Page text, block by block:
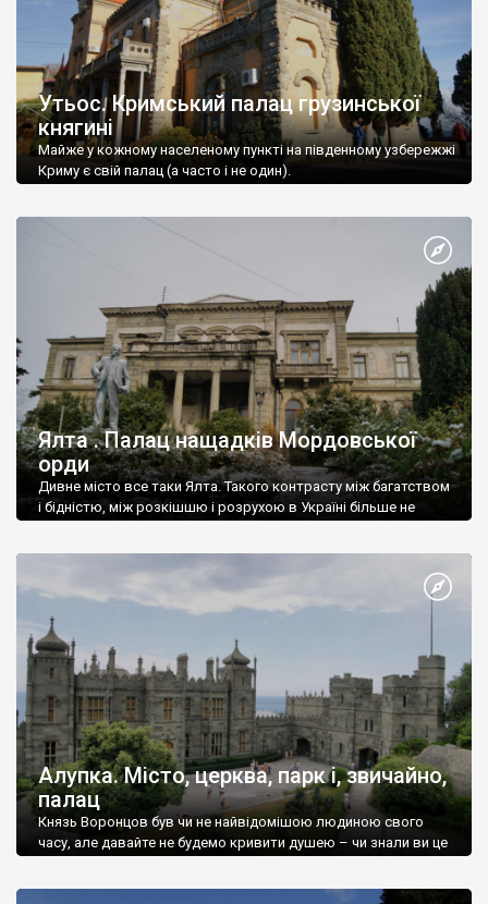
Утьос. Кримський палац грузинської
княгині
Майже у кожному населеному пункті на південному узбережжі
Криму є свій палац (а часто і не один).
Ялта . Палац нащадків Мордовської
орди
Дивне місто все таки Ялта. Такого контрасту між багатством
і бідністю, між розкішшю і розрухою в Україні більше не
Алупка. Місто, церква, парк і, звичайно,
палац
Князь Воронцов був чи не найвідомішою людиною свого
часу, але давайте не будемо кривити душею – чи знали ви це